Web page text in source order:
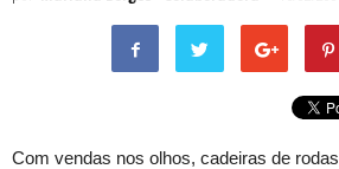
Com vendas nos olhos, cadeiras de